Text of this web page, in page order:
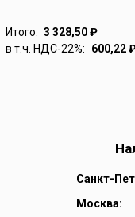
Итого: 3 328,50₽
в т.ч. НДС-22%:
600,22
Санкт-
Москва: